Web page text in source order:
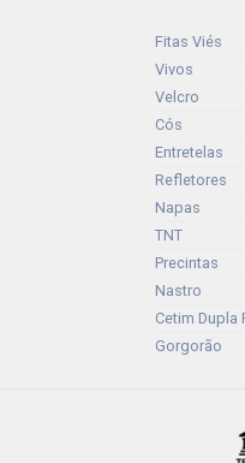
Fitas Viés
Vivos
Velcro
Cós
Entretelas
Refletores
Napas
TNT
Precintas
Nastro
Cetim Dupla
Gorgorão